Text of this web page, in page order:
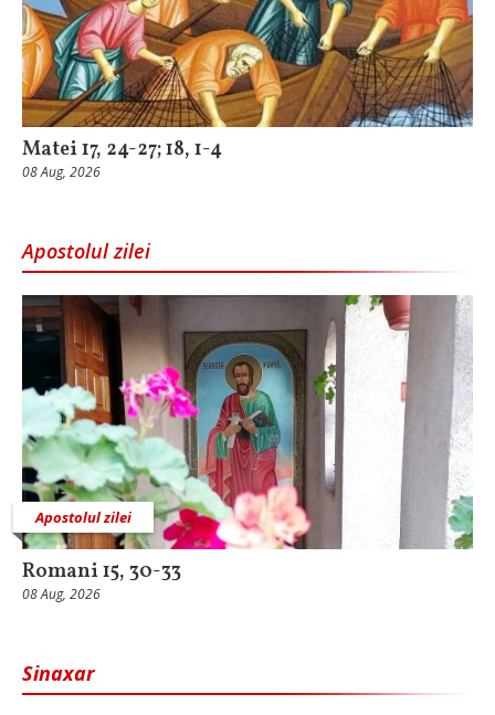
Matei 17, 24-27; 18, 1-4
08 Aug, 2026
Apostolul zilei
Apostolul zilei
Romani 15, 30-33
08 Aug, 2026
Sinaxar